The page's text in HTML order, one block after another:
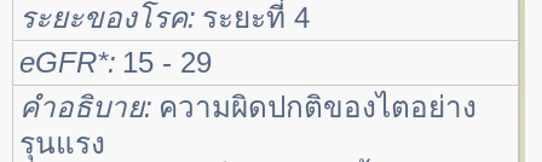
ระยะของโรค ระยะที่ 4
eGFR* 15 - 29
คำอธิบาย ความผิดปกติของไตอย่าง
รุนแรง